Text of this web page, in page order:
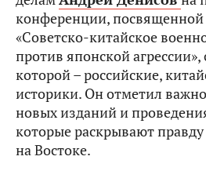
конференции,
«Советско-китайское
против японской агрессии»,
которой – российские,
историки. Он отметил
новых изданий и
которые раскрывают
на Востоке.